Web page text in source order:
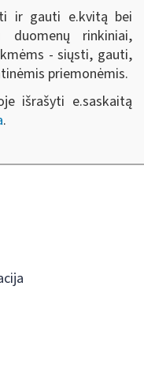
ir gauti e.kvitą bei
duomenų rinkiniai,
- siųsti, gauti,
priemonėmis.
išrašyti e.saskaitą
.